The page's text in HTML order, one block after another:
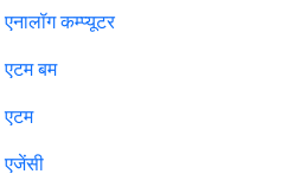
एनालॉग कम्प्यूटर
एटम बम
एटम
एजेंसी